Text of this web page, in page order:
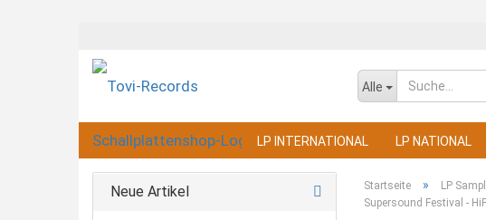
Alle
LP INTERNATIONAL LP NATIONAL
Startseite » LP
Supersound Festival -
Neue Artikel